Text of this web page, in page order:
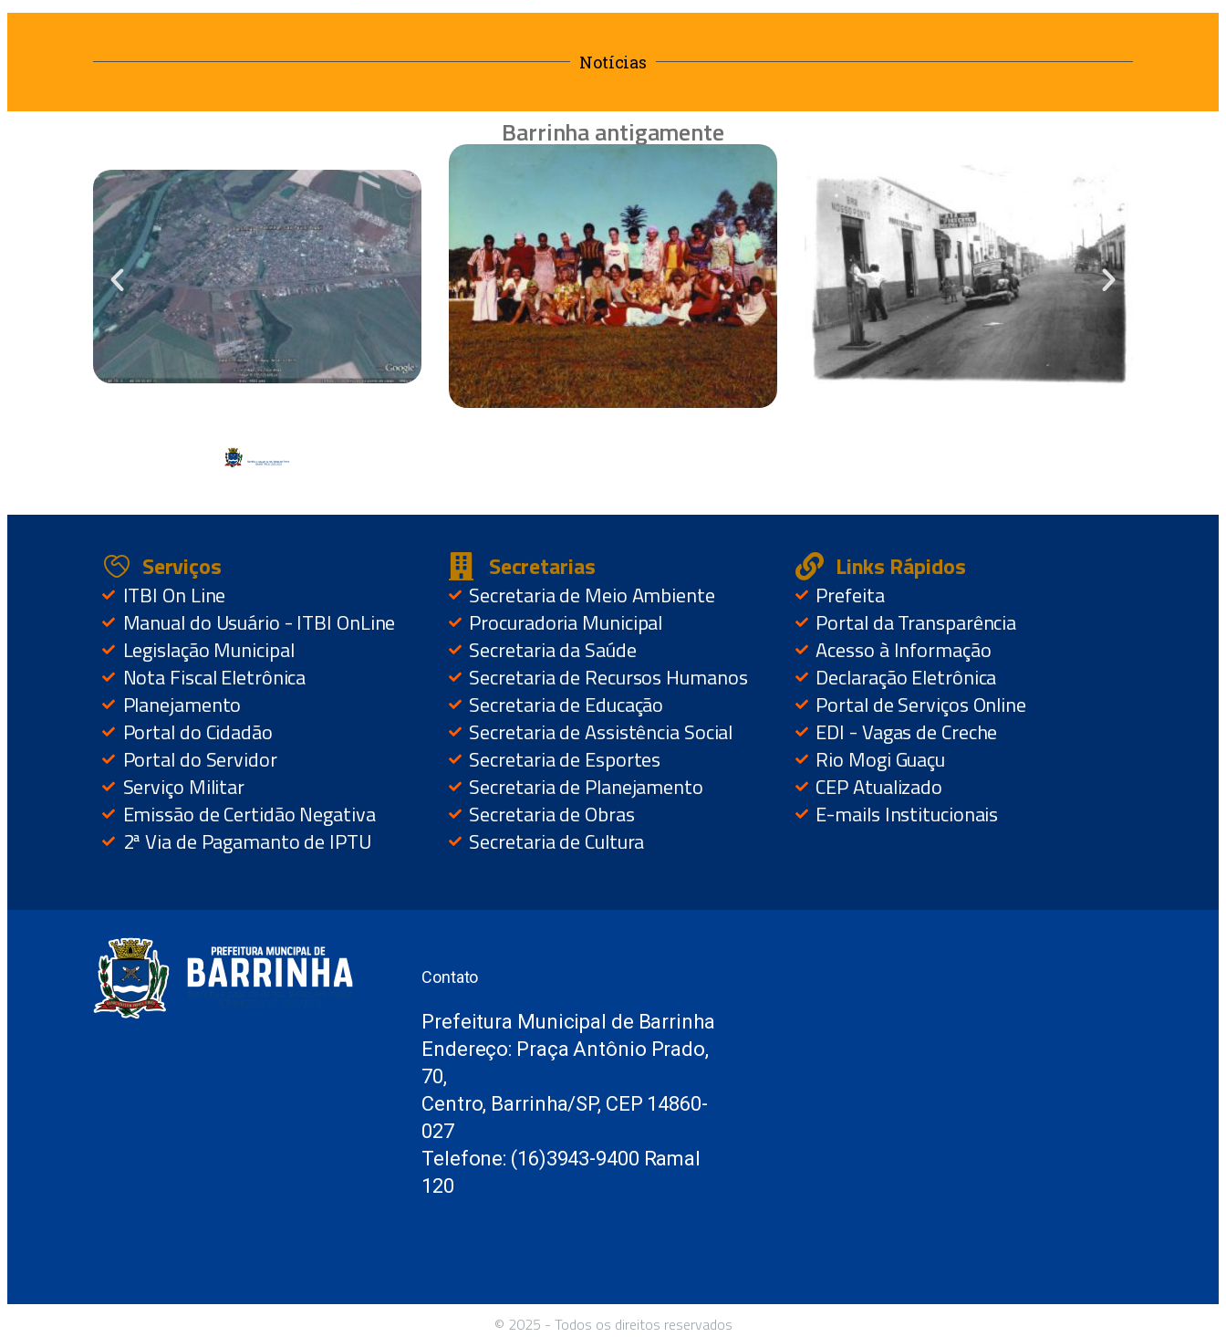
Notícias
Barrinha antigamente
Serviços
ITBI On Line
Manual do Usuário - ITBI OnLine
Legislação Municipal
Nota Fiscal Eletrônica
Planejamento
Portal do Cidadão
Portal do Servidor
Serviço Militar
Emissão de Certidão Negativa
2ª Via de Pagamanto de IPTU
Secretarias
Secretaria de Meio Ambiente
Procuradoria Municipal
Secretaria da Saúde
Secretaria de Recursos Humanos
Secretaria de Educação
Secretaria de Assistência Social
Secretaria de Esportes
Secretaria de Planejamento
Secretaria de Obras
Secretaria de Cultura
Links Rápidos
Prefeita
Portal da Transparência
Acesso à Informação
Declaração Eletrônica
Portal de Serviços Online
EDI - Vagas de Creche
Rio Mogi Guaçu
CEP Atualizado
E-mails Institucionais
Contato
Prefeitura Municipal de Barrinha
Endereço: Praça Antônio Prado,
70,
Centro, Barrinha/SP, CEP 14860-
027
Telefone: (16)3943-9400 Ramal
120
© 2025 - Todos os direitos reservados